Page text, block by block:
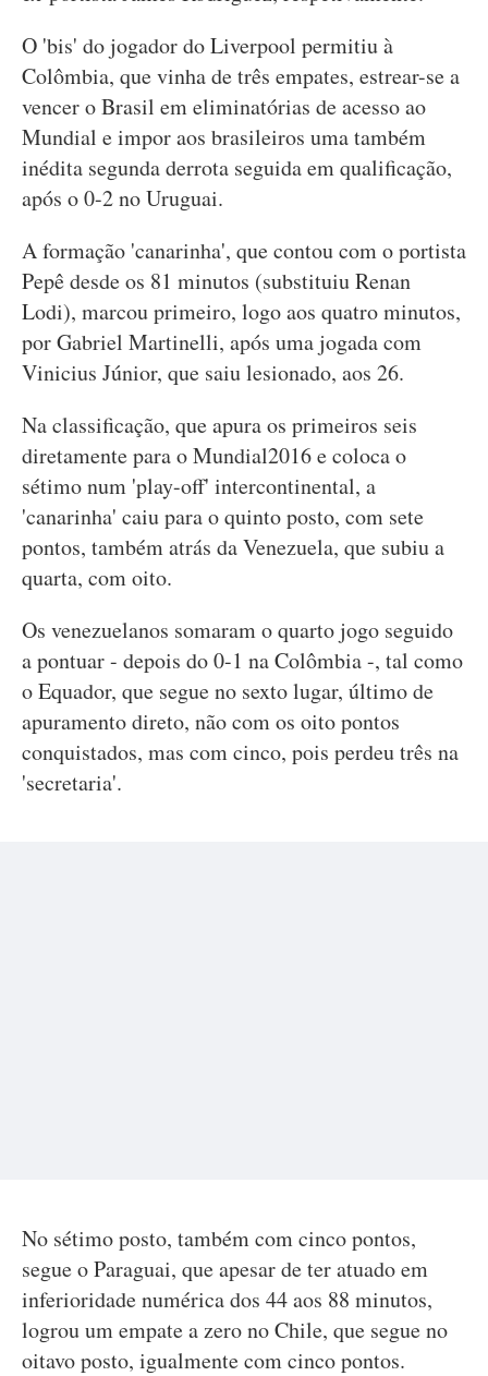
O 'bis' do jogador do Liverpool permitiu à
Colômbia, que vinha de três empates, estrear-se a
vencer o Brasil em eliminatórias de acesso ao
Mundial e impor aos brasileiros uma também
inédita segunda derrota seguida em qualificação,
após o 0-2 no Uruguai.
A formação 'canarinha', que contou com o portista
Pepê desde os 81 minutos (substituiu Renan
Lodi), marcou primeiro, logo aos quatro minutos,
por Gabriel Martinelli, após uma jogada com
Vinicius Júnior, que saiu lesionado, aos 26.
Na classificação, que apura os primeiros seis
diretamente para o Mundial2016 e coloca o
sétimo num 'play-off' intercontinental, a
'canarinha' caiu para o quinto posto, com sete
pontos, também atrás da Venezuela, que subiu a
quarta, com oito.
Os venezuelanos somaram o quarto jogo seguido
a pontuar - depois do 0-1 na Colômbia -, tal como
o Equador, que segue no sexto lugar, último de
apuramento direto, não com os oito pontos
conquistados, mas com cinco, pois perdeu três na
'secretaria'.
No sétimo posto, também com cinco pontos,
segue o Paraguai, que apesar de ter atuado em
inferioridade numérica dos 44 aos 88 minutos,
logrou um empate a zero no Chile, que segue no
oitavo posto, igualmente com cinco pontos.